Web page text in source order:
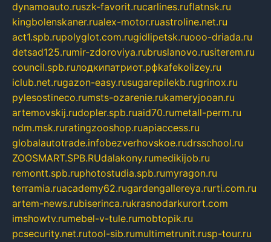
dynamoauto.ruszk-favorit.rucarlines.ruflatnsk.ru
kingbolenskaner.rualex-motor.ruastroline.net.ru
act1.spb.rupolyglot.com.rugidlipetsk.ruooo-driada.ru
detsad125.rumir-zdoroviya.rubruslanovo.rusiterem.ru
council.spb.ruлодкипатриот.рфkafekolizey.ru
iclub.net.rugazon-easy.rusugarepilekb.rugrinox.ru
pylesostineco.rumsts-ozarenie.rukameryjooan.ru
artemovskij.rudopler.spb.ruaid70.rumetall-perm.ru
ndm.msk.ruratingzooshop.ruapiaccess.ru
globalautotrade.infobezverhovskoe.rudrsschool.ru
ZOOSMART.SPB.RUdalakony.rumedikijob.ru
remontt.spb.ruphotostudia.spb.rumyragon.ru
terramia.ruacademy62.rugardengallereya.rurti.com.ru
artem-news.rubiserinca.rukrasnodarkurort.com
imshowtv.rumebel-v-tule.rumobtopik.ru
pcsecurity.net.rutool-sib.rumultimetrunit.rusp-tour.ru